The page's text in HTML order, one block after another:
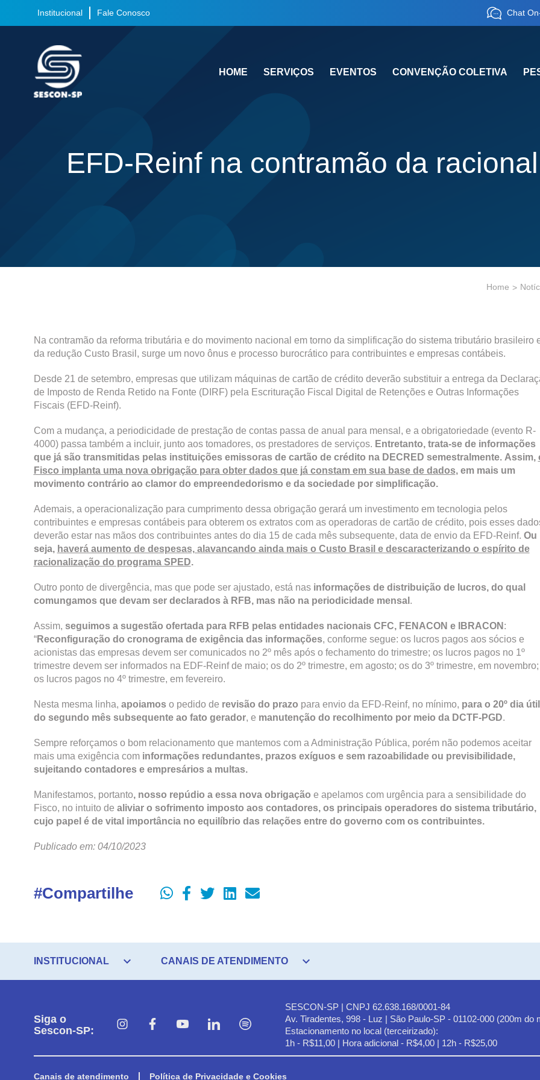
Institucional Fale Conosco Chat
HOME SERVIÇOS EVENTOS CONVENÇÃO COLETIVA
EFD-Reinf na contramão da
Home
Na contramão da reforma tributária e do movimento nacional em torno da simplificação do sistema tributário brasileiro
da redução Custo Brasil, surge um novo ônus e processo burocrático para contribuintes e empresas contábeis.
Desde 21 de setembro, empresas que utilizam máquinas de cartão de crédito deverão substituir a entrega da
de Imposto de Renda Retido na Fonte (DIRF) pela Escrituração Fiscal Digital de Retenções e Outras Informações
Fiscais (EFD-Reinf).
Com a mudança, a periodicidade de prestação de contas passa de anual para mensal, e a obrigatoriedade (evento R-
4000) passa também a incluir, junto aos tomadores, os prestadores de serviços. Entretanto, trata-se de informações
que já são transmitidas pelas instituições emissoras de cartão de crédito na DECRED semestralmente. Assim,
Fisco implanta uma nova obrigação para obter dados que já constam em sua base de dados, em mais um
movimento contrário ao clamor do empreendedorismo e da sociedade por simplificação.
Ademais, a operacionalização para cumprimento dessa obrigação gerará um investimento em tecnologia pelos
contribuintes e empresas contábeis para obterem os extratos com as operadoras de cartão de crédito, pois esses
deverão estar nas mãos dos contribuintes antes do dia 15 de cada mês subsequente, data de envio da EFD-Reinf. Ou
seja, haverá aumento de despesas, alavancando ainda mais o Custo Brasil e descaracterizando o espírito de
racionalização do programa SPED.
Outro ponto de divergência, mas que pode ser ajustado, está nas informações de distribuição de lucros, do qual
comungamos que devam ser declarados à RFB, mas não na periodicidade mensal .
Assim, seguimos a sugestão ofertada para RFB pelas entidades nacionais CFC, FENACON e IBRACON :
“Reconfiguração do cronograma de exigência das informações, conforme segue: os lucros pagos aos sócios e
acionistas das empresas devem ser comunicados no 2º mês após o fechamento do trimestre; os lucros pagos no 1º
trimestre devem ser informados na EDF-Reinf de maio; os do 2º trimestre, em agosto; os do 3º trimestre, em
os lucros pagos no 4º trimestre, em fevereiro.
Nesta mesma linha, apoiamoso pedido de revisão do prazo para envio da EFD-Reinf, no mínimo, para o 20º dia útil
do segundo mês subsequente ao fato gerador, e manutenção do recolhimento por meio da DCTF-PGD.
Sempre reforçamos o bom relacionamento que mantemos com a Administração Pública, porém não podemos aceitar
mais uma exigência com informações redundantes, prazos exíguos e sem razoabilidade ou previsibilidade,
sujeitando contadores e empresários a multas.
Manifestamos, portanto, nosso repúdio a essa nova obrigação e apelamos com urgência para a sensibilidade do
Fisco, no intuito de aliviar o sofrimento imposto aos contadores, os principais operadores do sistema tributário,
cujo papel é de vital importância no equilíbrio das relações entre do governo com os contribuintes.
Publicado em: 04/10/2023
#Compartilhe
INSTITUCIONAL expand_more CANAIS DE ATENDIMENTO expand_more
Siga o
Sescon-SP:
SESCON-SP | CNPJ 62.638.168/0001-84
Av. Tiradentes, 998 - Luz | São Paulo-SP - 01102-000 (200m do
Estacionamento no local (terceirizado):
1h - R$11,00 | Hora adicional - R$4,00 | 12h - R$25,00
Canais de atendimento Política de Privacidade e Cookies